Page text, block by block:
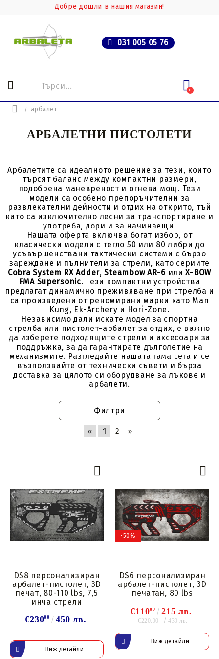
Добре дошли в нашия магазин!
031 005 05 76
0
арбалет
АРБАЛЕТНИ ПИСТОЛЕТИ
Арбалетите са идеалното решение за тези, които
търсят баланс между компактни размери,
подобрена маневреност и огнева мощ. Тези
модели са особено препоръчителни за
развлекателни дейности и отдих на открито, тъй
като са изключително лесни за транспортиране и
употреба, дори и за начинаещи.
Нашата оферта включва богат избор, от
класически модели с тегло 50 или 80 либри до
усъвършенствани тактически системи с бързо
зареждане и пълнители за стрели, като сериите
Cobra System RX Adder,Steambow AR-6 илиX-BOW
FMA Supersonic. Тези компактни устройства
предлагат динамично преживяване при стрелба и
са произведени от реномирани марки като Man
Kung, Ek-Archery и Hori-Zone.
Независимо дали искате модел за спортна
стрелба или пистолет-арбалет за отдих, е важно
да изберете подходящите стрели и аксесоари за
поддръжка, за да гарантирате дълголетие на
механизмите. Разгледайте нашата гама сега и се
възползвайте от технически съвети и бърза
доставка за цялото си оборудване за лъкове и
арбалети.
Филтри
« 1 2 »
DS8 персонализиран
арбалет-пистолет, 3D
печат, 80-110 lbs, 7,5
инча стрели
€23000 450 лв.
Виж детайли
-50%
DS6 персонализиран
арбалет-пистолет, 3D
печатан, 80 lbs
€11000 215 лв.
€220.00 430 лв.
Виж детайли